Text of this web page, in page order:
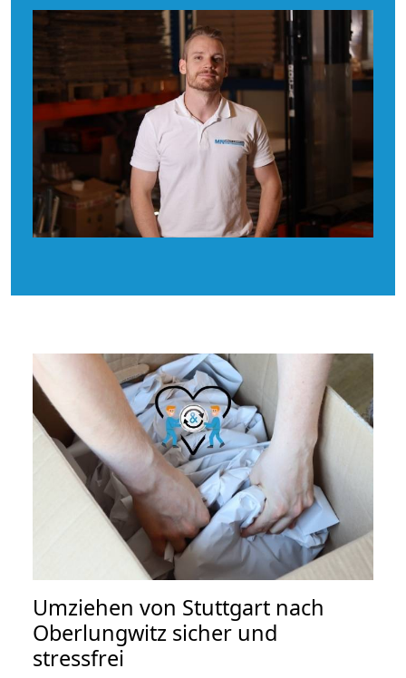
Umziehen von Stuttgart nach
Oberlungwitz sicher und
stressfrei